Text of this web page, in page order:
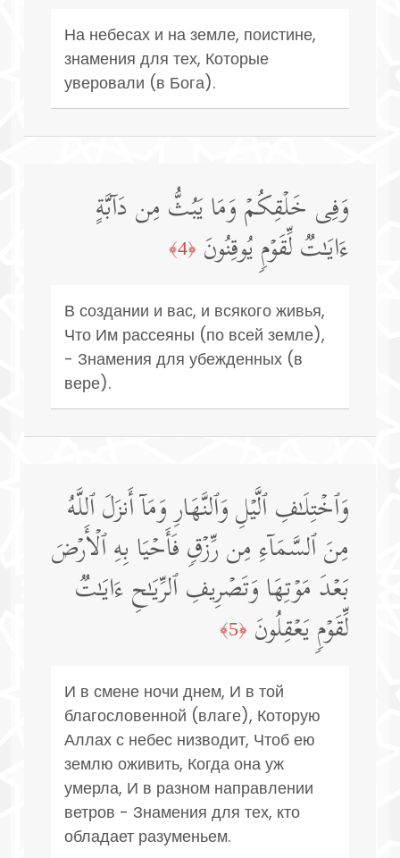
На небесах и на земле, поистине,
знамения для тех, Которые
уверовали (в Бога).
وَفِی خَلۡقِكُمۡ وَمَا یَبُثُّ مِن دَاۤبَّةٍ
ءَایَـٰتࣱ لِّقَوۡمࣲ یُوقِنُونَ ﴿4﴾
В создании и вас, и всякого живья,
Что Им рассеяны (по всей земле),
- Знамения для убежденных (в
вере).
وَٱخۡتِلَـٰفِ ٱلَّیۡلِ وَٱلنَّهَارِ وَمَاۤ أَنزَلَ ٱللَّهُ
مِنَ ٱلسَّمَاۤءِ مِن رِّزۡقࣲ فَأَحۡیَا بِهِ ٱلۡأَرۡضَ
بَعۡدَ مَوۡتِهَا وَتَصۡرِیفِ ٱلرِّیَـٰحِ ءَایَـٰتࣱ
لِّقَوۡمࣲ یَعۡقِلُونَ ﴿5﴾
И в смене ночи днем, И в той
благословенной (влаге), Которую
Аллах с небес низводит, Чтоб ею
землю оживить, Когда она уж
умерла, И в разном направлении
ветров - Знамения для тех, кто
обладает разуменьем.